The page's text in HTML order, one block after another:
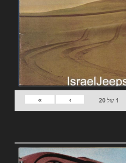
1 של20
›
»